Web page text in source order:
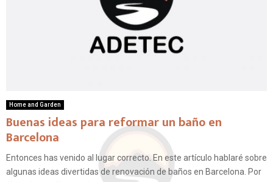
Home and Garden
Buenas ideas para reformar un baño en
Barcelona
Entonces has venido al lugar correcto. En este artículo hablaré sobre
algunas ideas divertidas de renovación de baños en Barcelona. Por